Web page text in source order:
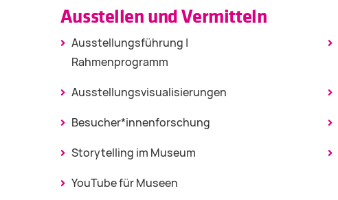
Ausstellen und Vermitteln
Ausstellungsführung |
Rahmenprogramm
Ausstellungsvisualisierungen
Besucher*innenforschung
Storytelling im Museum
YouTube für Museen